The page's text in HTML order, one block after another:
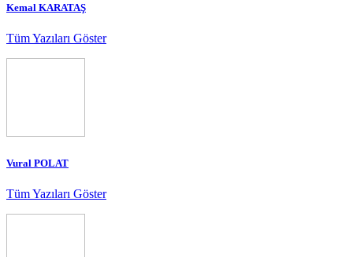
Kemal KARATAŞ
Tüm Yazıları Göster
Vural POLAT
Tüm Yazıları Göster